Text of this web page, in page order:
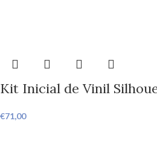
Kit Inicial de Vinil
€71,00